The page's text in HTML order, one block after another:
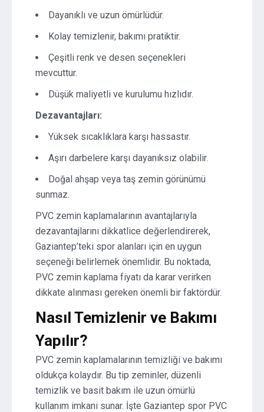
Dayanıklı ve uzun ömürlüdür.
Kolay temizlenir, bakımı pratiktir.
Çeşitli renk ve desen seçenekleri
mevcuttur.
Düşük maliyetli ve kurulumu hızlıdır.
Dezavantajları:
Yüksek sıcaklıklara karşı hassastır.
Aşırı darbelere karşı dayanıksız olabilir.
Doğal ahşap veya taş zemin görünümü
sunmaz.
PVC zemin kaplamalarının avantajlarıyla
dezavantajlarını dikkatlice değerlendirerek,
Gaziantep’teki spor alanları için en uygun
seçeneği belirlemek önemlidir. Bu noktada,
PVC zemin kaplama fiyatı da karar verirken
dikkate alınması gereken önemli bir faktördür.
Nasıl Temizlenir ve Bakımı
Yapılır?
PVC zemin kaplamalarının temizliği ve bakımı
oldukça kolaydır. Bu tip zeminler, düzenli
temizlik ve basit bakım ile uzun ömürlü
kullanım imkanı sunar. İşte Gaziantep spor PVC